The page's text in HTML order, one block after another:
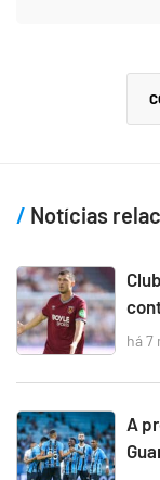
Notícias
há 7
A